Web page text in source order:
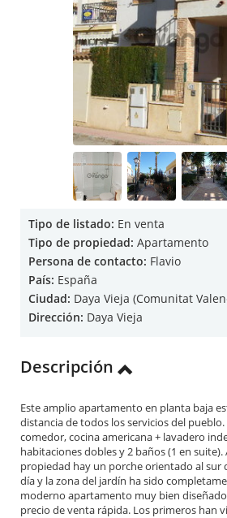
Tipo de listado: En venta
Tipo de propiedad: Apartamento
Persona de contacto: Flavio
País: España
Ciudad: Daya Vieja (Comunitat
Dirección: Daya Vieja
Descripción
Este amplio apartamento en planta baja
distancia de todos los servicios del
comedor, cocina americana + lavadero
habitaciones dobles y 2 baños (1 en suite).
propiedad hay un porche orientado al sur
día y la zona del jardín ha sido
moderno apartamento muy bien
precio de venta rápida. Los primeros han